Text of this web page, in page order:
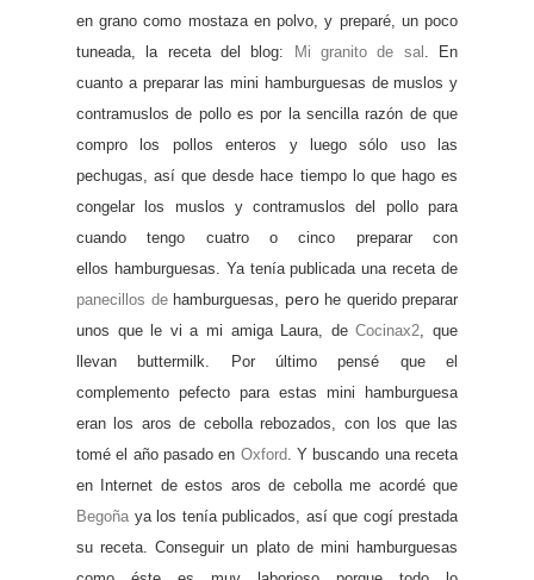
engrano como mostaza en polvo, y preparé, un poco
tuneada, la receta del blog: Mi granito de sal
En
cuanto a preparar las mini hamburguesas de muslos y
contramuslos de pollo es por la sencilla razón de que
compro los pollos enteros y luego sólo uso las
pec hugas, así que desde hace tiempo lo que hago es
congelar los muslos y contramuslos del pollo para
cuando tengo cuatro o cinco preparar con
ellos hamburguesas. Ya tenía publicada una receta de
panecillos de hamburguesas , pero he querido preparar
unos que le vi a mi amiga Laura, deCocinax2 , que
llevan buttermilk. Por último pensé que el
complemento pefecto para estas mini
hamburguesa
eran los aros de cebolla rebozados, con los que las
tomé el año pasado en Oxford . Y buscando una receta
en Internet de estos aros de cebolla me acordé que
Begoña ya los tenía publicados, así que cogí prestada
su receta. Conseguir un plato de mini hamburguesas